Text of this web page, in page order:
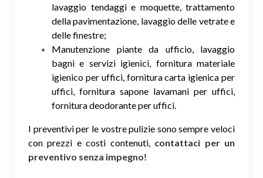
lavaggio tendaggi e moquette, trattamento
della pavimentazione, lavaggio delle vetrate e
delle finestre;
Manutenzione piante da ufficio, lavaggio
bagni e servizi igienici, fornitura materiale
igienico per uffici, fornitura carta igienica per
uffici, fornitura sapone lavamani per uffici,
fornitura deodorante per uffici.
I preventivi per le vostre pulizie sono sempre veloci
con prezzi e costi contenuti, contattaci per un
preventivo senza impegno!